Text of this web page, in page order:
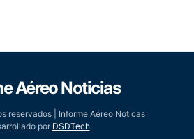
Aéreo Noticias
reservados | Informe Aéreo Noticas
por DSDTech